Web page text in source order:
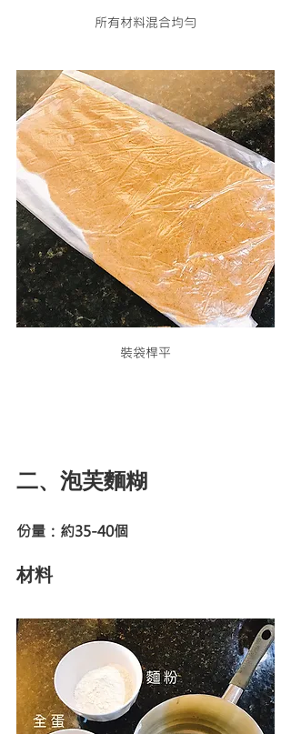
所有材料混合均勻
裝袋桿平
二、泡芙麵糊
份量：約35-40個
材料